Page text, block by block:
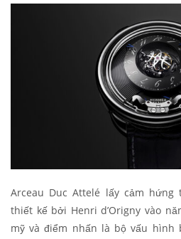
Arceau Duc Attelé lấy cảm hứng
thiết kế bởi Henri d’Origny vào
mỹ và điểm nhấn là bộ vấu hình